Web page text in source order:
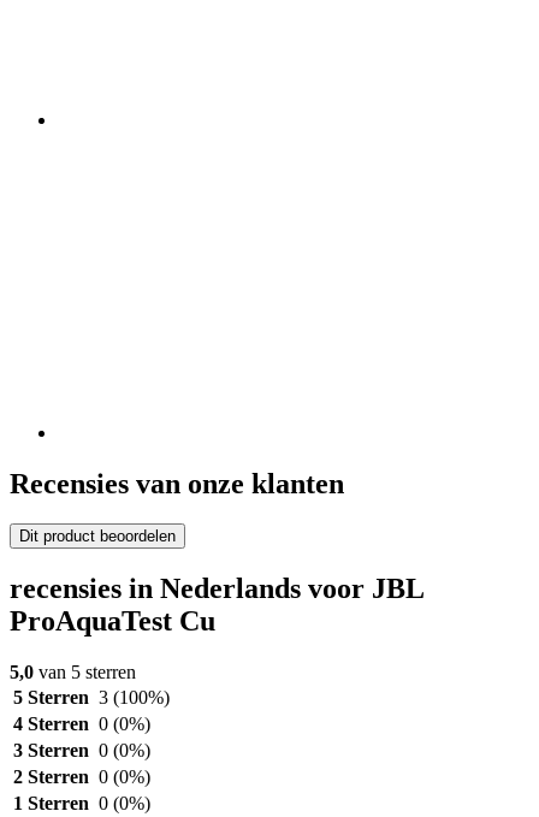
Recensies van onze klanten
Dit product beoordelen
recensies in Nederlands voor JBL
ProAquaTest Cu
5,0 van 5 sterren
5 Sterren 3 (100%)
4 Sterren 0 (0%)
3 Sterren 0 (0%)
2 Sterren 0 (0%)
1 Sterren 0 (0%)